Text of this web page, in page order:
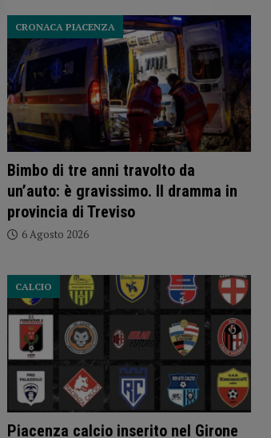
Bimbo di tre anni travolto da
un’auto: è gravissimo. Il dramma in
provincia di Treviso
CRONACA PIACENZA
6 Agosto 2026
Piacenza calcio inserito nel Girone
CALCIO